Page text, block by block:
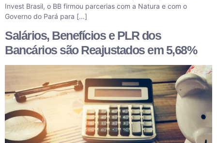
Invest Brasil, o BB firmou parcerias com a Natura e com o
Governo do Pará para […]
Salários, Benefícios e PLR dos
Bancários são Reajustados em 5,68%